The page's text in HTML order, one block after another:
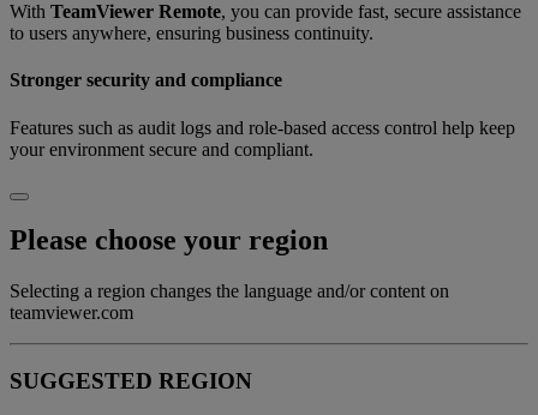
With TeamViewer Remote, you can provide fast, secure assistance
to users anywhere, ensuring business continuity.
Stronger security and compliance
Features such as audit logs and role-based access control help keep
your environment secure and compliant.
Please choose your region
Selecting a region changes the language and/or content on
teamviewer.com
SUGGESTED REGION